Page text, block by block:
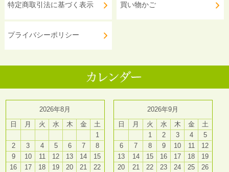
特定商取引法に基づく表示
プライバシーポリシー
買い物かご
2026年8月
日
月 火 水 木 金
土
1
2
3 4 5 6 7
8
9
10 11 12 13 14
15
16
17 18 19 20 21
22
2026年9月
日
月 火 水 木 金
土
1
2 3 4
5
6
7 8 9 10 11
12
13
14 15 16 17 18
19
20
21 22 23 24 25
26